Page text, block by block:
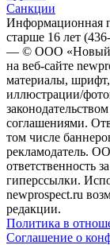
Санкции
Информационная
старше 16 лет
— © ООО «Новый
на веб-сайте
материалы,
иллюстрации/
соглашениями.
том числе
рекламодатель.
ответственность
гиперссылки.
newprospect.ru
редакции.
Политика в
Соглашение о